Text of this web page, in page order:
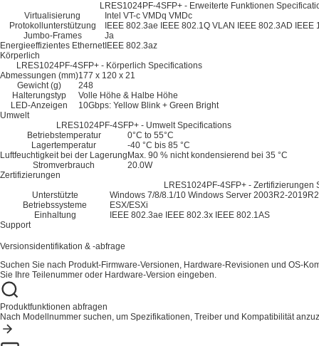
LRES1024PF-4SFP+ - Erweiterte Funktionen
Virtualisierung
Intel VT-c VMDq VMDc
Protokollunterstützung
IEEE 802.3ae IEEE 802.1Q VLAN IEEE 802.3AD
IEEE
Jumbo-Frames
Ja
Energieeffizientes EthernetIEEE 802.3az
Körperlich
LRES1024PF-4SFP+ - Körperlich Specifications
Abmessungen (mm)177 x 120 x 21
Gewicht (g)
248
Halterungstyp
Volle Höhe & Halbe Höhe
LED-Anzeigen
10Gbps: Yellow Blink + Green Bright
Umwelt
LRES1024PF-4SFP+ - Umwelt Specifications
Betriebstemperatur
0°C to 55°C
Lagertemperatur
-40 °C bis 85 °C
Luftfeuchtigkeit bei der Lagerung Max. 90 % nicht kondensierend bei 35 °C
Stromverbrauch
20.0W
Zertifizierungen
LRES1024PF-4SFP+ - Zertifizierungen
Unterstützte
Betriebssysteme
Windows 7/8/8.1/10 Windows Server 2003R2-2019R2
ESX/ESXi
Einhaltung
IEEE 802.3ae IEEE 802.3x IEEE 802.1AS
Support
Versionsidentifikation & -abfrage
Suchen Sie nach Produkt-Firmware-Versionen, Hardware-Revisionen und OS-
Sie Ihre Teilenummer oder Hardware-Version eingeben.
Produktfunktionen abfragen
Nach Modellnummer suchen, um Spezifikationen, Treiber und Kompatibilität